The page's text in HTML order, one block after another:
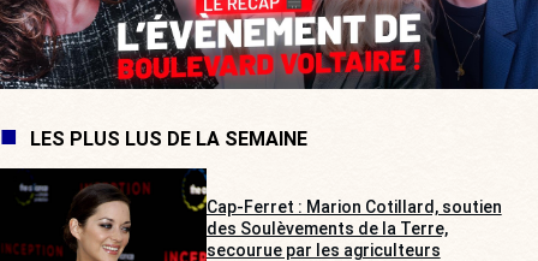
LES PLUS LUS DE LA SEMAINE
Cap-Ferret : Marion Cotillard, soutien
des Soulèvements de la Terre,
secourue par les agriculteurs